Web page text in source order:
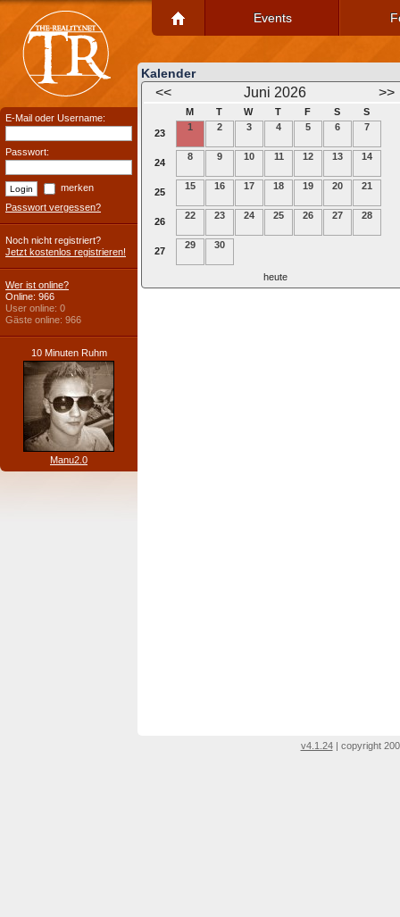
Events
Kalender
<< Juni 2026 >>
M T W T F S
S
23
1 2 3 4 5 6 7
24
8 9 10 11 12 13 14
25
15 16 17 18 19 20 21
26
22 23 24 25 26 27 28
27
29 30
heute
E-Mail oder Username:
Passwort:
merken
Passwort vergessen?
Noch nicht registriert?
Jetzt kostenlos registrieren!
Wer ist online?
Online: 966
User online: 0
Gäste online: 966
10 Minuten Ruhm
Manu2.0
v4.1.24| copyright